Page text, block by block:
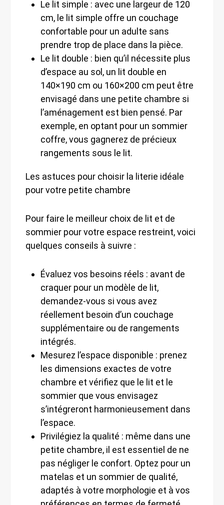
Le lit simple : avec une largeur de 120
cm, le lit simple offre un couchage
confortable pour un adulte sans
prendre trop de place dans la pièce.
Le lit double : bien qu’il nécessite plus
d’espace au sol, un lit double en
140×190 cm ou 160×200 cm peut être
envisagé dans une petite chambre si
l’aménagement est bien pensé. Par
exemple, en optant pour un sommier
coffre, vous gagnerez de précieux
rangements sous le lit.
Les astuces pour choisir la literie idéale
pour votre petite chambre
Pour faire le meilleur choix de lit et de
sommier pour votre espace restreint, voici
quelques conseils à suivre :
Évaluez vos besoins réels : avant de
craquer pour un modèle de lit,
demandez-vous si vous avez
réellement besoin d’un couchage
supplémentaire ou de rangements
intégrés.
Mesurez l’espace disponible : prenez
les dimensions exactes de votre
chambre et vérifiez que le lit et le
sommier que vous envisagez
s’intégreront harmonieusement dans
l’espace.
Privilégiez la qualité : même dans une
petite chambre, il est essentiel de ne
pas négliger le confort. Optez pour un
matelas et un sommier de qualité,
adaptés à votre morphologie et à vos